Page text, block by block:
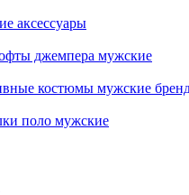
аксессуары
джемпера мужские
костюмы мужские
поло мужские